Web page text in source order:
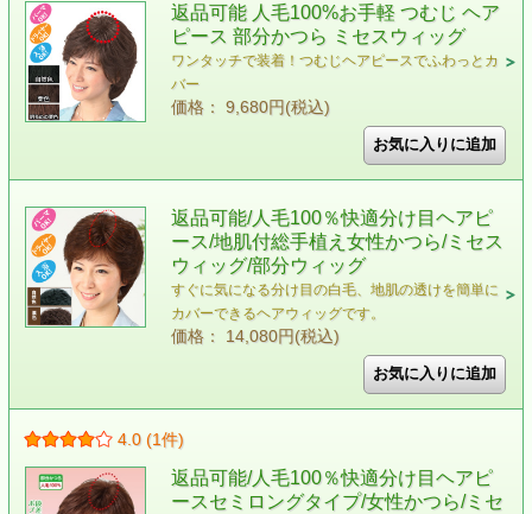
返品可能 人毛100%お手軽 つむじ ヘア
ピース 部分かつら ミセスウィッグ
ワンタッチで装着！つむじヘアピースでふわっとカ
バー
価格： 9,680円(税込)
返品可能/人毛100％快適分け目ヘアピ
ース/地肌付総手植え女性かつら/ミセス
ウィッグ/部分ウィッグ
すぐに気になる分け目の白毛、地肌の透けを簡単に
カバーできるヘアウィッグです。
価格： 14,080円(税込)
4.0 (1件)
返品可能/人毛100％快適分け目ヘアピ
ースセミロングタイプ/女性かつら/ミセ